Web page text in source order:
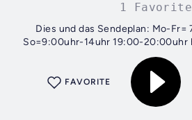
1 Favorite
Dies und das Sendeplan: Mo-Fr=
FAVORITE